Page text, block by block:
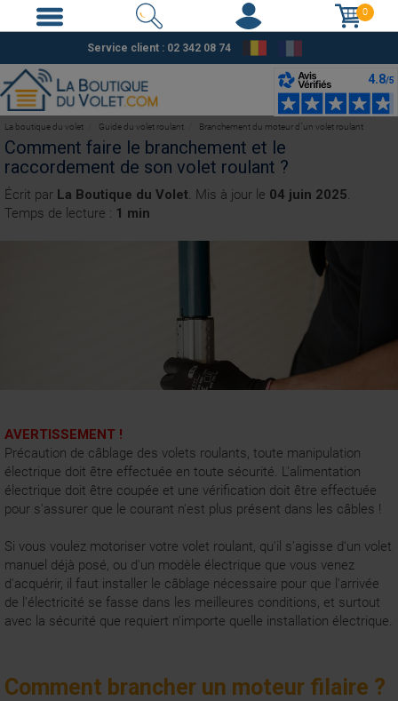
0
Service client : 02 342 08 74
Comment faire le branchement et le
raccordement de son volet roulant ?
Écrit par La Boutique du Volet. Mis à jour le 04 juin 2025.
Temps de lecture : 1 min
AVERTISSEMENT !
Précaution de câblage des volets roulants, toute manipulation
électrique doit être effectuée en toute sécurité. L'alimentation
électrique doit être coupée et une vérification doit être effectuée
pour s'assurer que le courant n'est plus présent dans les câbles !
Si vous voulez motoriser votre volet roulant, qu'il s'agisse d'un volet
manuel déjà posé, ou d'un modèle électrique que vous venez
d'acquérir, il faut installer le câblage nécessaire pour que l'arrivée
de l'électricité se fasse dans les meilleures conditions, et surtout
avec la sécurité que requiert n'importe quelle installation électrique.
Comment brancher un moteur filaire ?
La boutique du volet Guide du volet roulant Branchement du moteur d´un volet roulant